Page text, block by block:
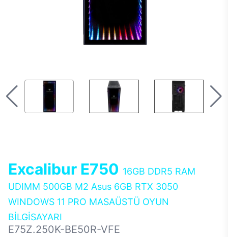
Excalibur E750 16GB DDR5 RAM
UDIMM 500GB M2 Asus 6GB RTX 3050
WINDOWS 11 PRO MASAÜSTÜ OYUN
BİLGİSAYARI
E75Z.250K-BE50R-VFE